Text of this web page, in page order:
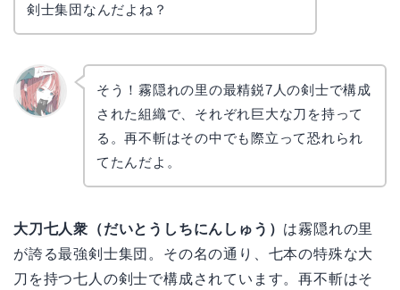
剣士集団なんだよね？
そう！霧隠れの里の最精鋭7人の剣士で構成
された組織で、それぞれ巨大な刀を持って
る。再不斬はその中でも際立って恐れられ
てたんだよ。
大刀七人衆（だいとうしちにんしゅう） は霧隠れの里
が誇る最強剣士集団。その名の通り、七本の特殊な大
刀を持つ七人の剣士で構成されています。再不斬はそ